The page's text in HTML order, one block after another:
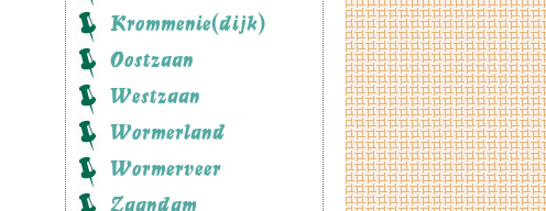
Krommenie(dijk)
Oostzaan
Westzaan
Wormerland
Wormerveer
Zaandam